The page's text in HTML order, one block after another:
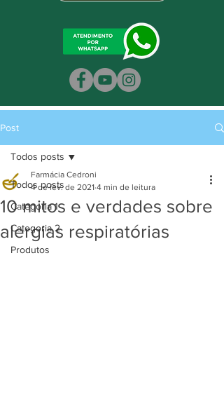
Post
Todos posts
Categoria 1
Categoria 2
Produtos
Todos posts
10 mitos e verdades sobre
alergias respiratórias
Farmácia Cedroni
4 de fev. de 2021 4 min de leitura